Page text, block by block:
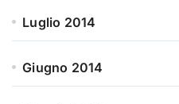
Luglio 2014
Giugno 2014